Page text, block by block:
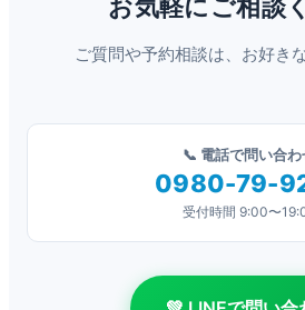
お気軽にご相談
ご質問や予約相談は、お好き
📞 電話で問い合わ
0980-79-
受付時間 9:00〜